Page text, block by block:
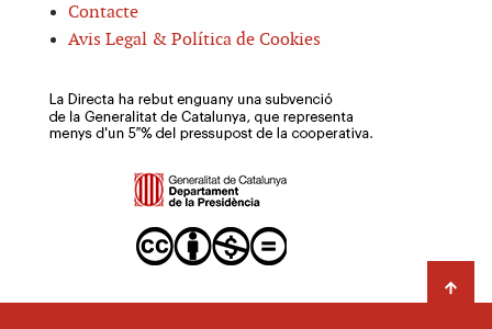
Contacte
Avis Legal & Política de Cookies